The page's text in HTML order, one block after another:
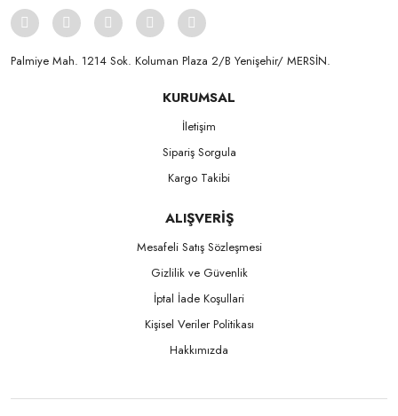
Palmiye Mah. 1214 Sok. Koluman Plaza 2/B Yenişehir/ MERSİN.ㅤㅤㅤㅤㅤㅤㅤㅤㅤㅤㅤㅤㅤㅤㅤㅤㅤㅤㅤㅤㅤㅤㅤㅤㅤㅤㅤㅤㅤㅤㅤㅤㅤㅤㅤ ㅤㅤㅤㅤㅤㅤㅤㅤㅤㅤ
KURUMSAL
İletişim
Sipariş Sorgula
Kargo Takibi
ALIŞVERİŞ
Mesafeli Satış Sözleşmesi
Gizlilik ve Güvenlik
İptal İade Koşullari
Kişisel Veriler Politikası
Hakkımızda